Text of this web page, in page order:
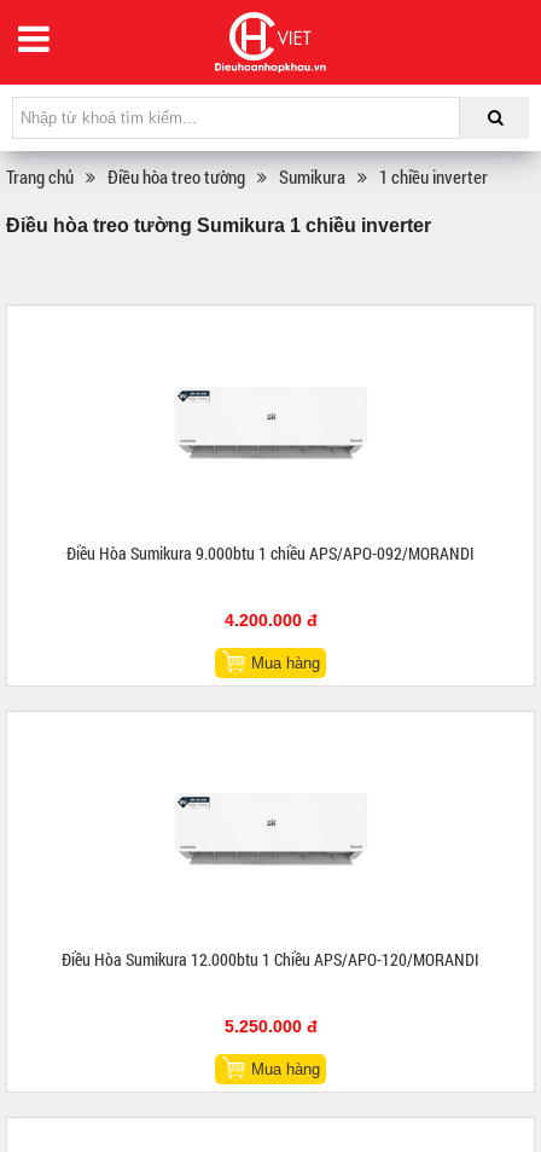
Trang chủ Điều hòa treo tường Sumikura 1 chiều inverter
Điều hòa treo tường Sumikura 1 chiều inverter
Điều Hòa Sumikura 9.000btu 1 chiều APS/APO-092/MORANDI
4.200.000 đ
Mua hàng
Điều Hòa Sumikura 12.000btu 1 Chiều APS/APO-120/MORANDI
5.250.000 đ
Mua hàng